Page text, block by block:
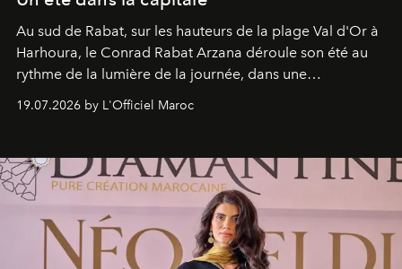
Au sud de Rabat, sur les hauteurs de la plage Val d'Or à
Harhoura, le Conrad Rabat Arzana déroule son été au
rythme de la lumière de la journée, dans une
programmation pensée comme une succession de
rendez-vous avec l’océan.
19.07.2026 by L'Officiel Maroc